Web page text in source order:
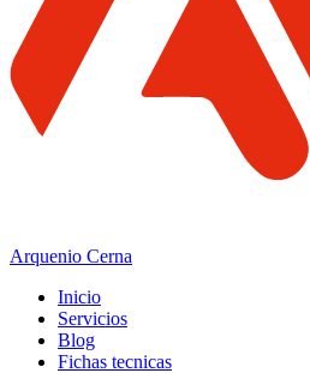
Arquenio Cerna
Inicio
Servicios
Blog
Fichas tecnicas